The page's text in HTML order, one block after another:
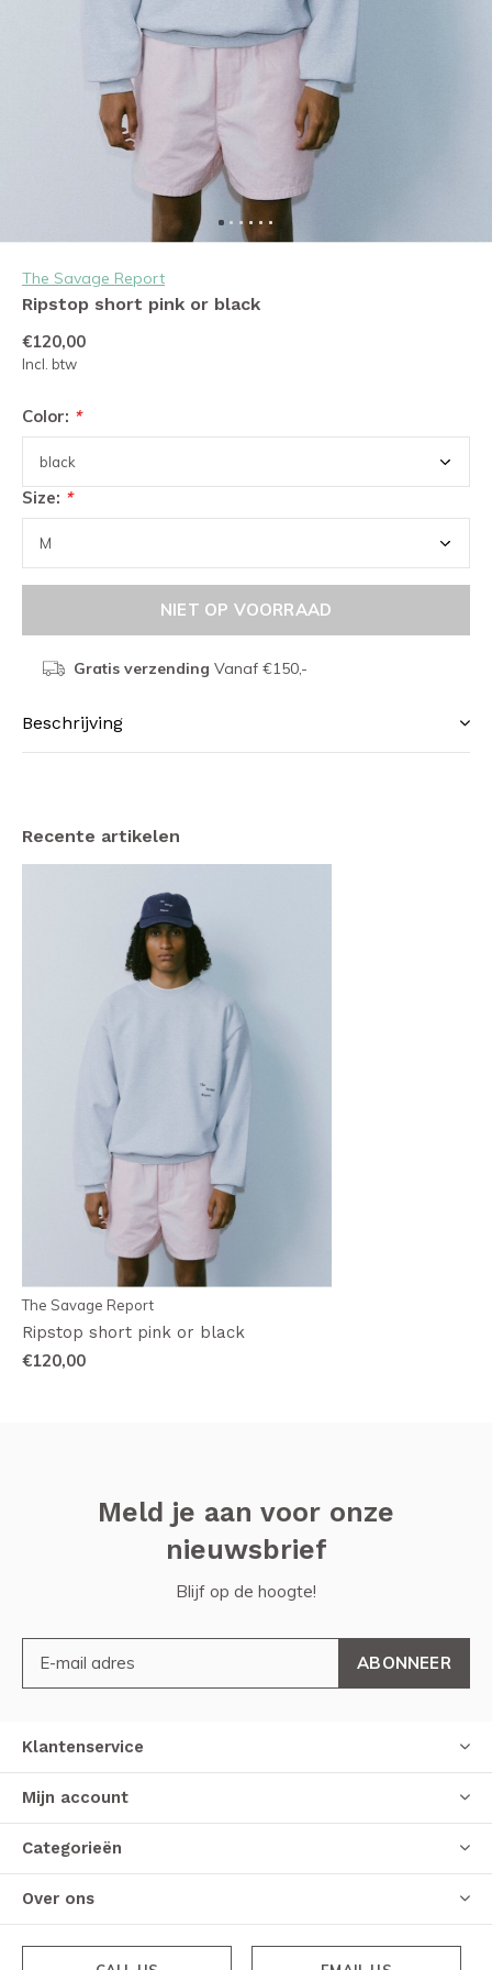
The Savage Report
Ripstop short pink or black
€120,00
Incl. btw
Color: *
Size: *
NIET OP VOORRAAD
Gratis verzending Vanaf €150,-
Beschrijving
Recente artikelen
The Savage Report
Ripstop short pink or black
€120,00
Meld je aan voor onze
nieuwsbrief
Blijf op de hoogte!
ABONNEER
Klantenservice
Mijn account
Categorieën
Over ons